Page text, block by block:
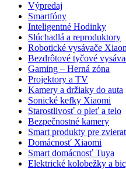
Výpredaj
Smartfóny
Inteligentné Hodinky
Slúchadlá a reproduktory
Robotické vysávače
Bezdrôtové tyčové
Gaming – Herná zóna
Projektory a TV
Kamery a držiaky do auta
Sonické kefky Xiaomi
Starostlivosť o pleť a telo
Bezpečnostné kamery
Smart produkty pre
Domácnosť Xiaomi
Smart domácnosť Tuya
Elektrické kolobežky a